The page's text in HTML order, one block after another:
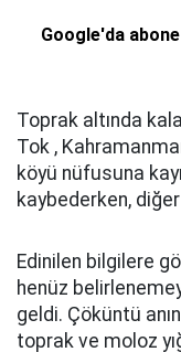
Google'da
Toprak altında
Tok ,
köyü nüfusuna
kaybederken,
Edinilen bilgilere
henüz
geldi. Çöküntü
toprak ve moloz